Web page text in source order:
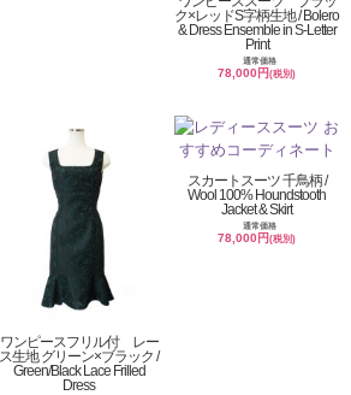
ク×レッドS字柄生地 / Bolero
& Dress Ensemble in S-Letter
Print
通常価格
78,000円(税別)
ワンピースフリル付 レー
ス生地 グリーン×ブラック /
Green/Black Lace Frilled
Dress
スカートスーツ 千鳥柄 /
Wool 100% Houndstooth
Jacket & Skirt
通常価格
78,000円(税別)